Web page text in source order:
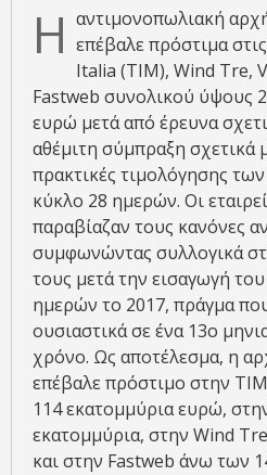
Η αντιμονοπωλιακή
επέβαλε πρόστιμα
Italia (TIM), Wind Tre,
Fastweb συνολικού ύψους
ευρώ μετά από έρευνα
αθέμιτη σύμπραξη σχετικά
πρακτικές τιμολόγησης
κύκλο 28 ημερών. Οι
παραβίαζαν τους κανόνες
συμφωνώντας συλλογικά
τους μετά την εισαγωγή
ημερών το 2017, πράγμα
ουσιαστικά σε ένα 13ο
χρόνο. Ως αποτέλεσμα, η
επέβαλε πρόστιμο στην
114 εκατομμύρια ευρώ,
εκατομμύρια, στην Wind
και στην Fastweb άνω των